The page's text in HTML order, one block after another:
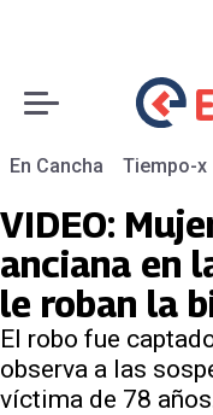
En Cancha Tiempo-x
VIDEO:
anciana en
le roban la
El robo fue
observa a las
víctima de 78